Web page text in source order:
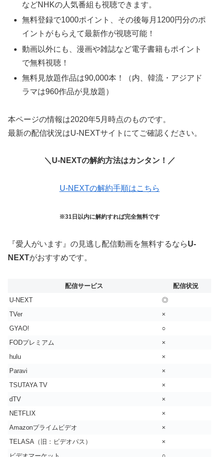
などNHKの人気番組も視聴できます。
無料登録で1000ポイント、その後毎月1200円分のポ
イントがもらえて最新作が視聴可能！
動画以外にも、漫画や雑誌など電子書籍もポイント
で無料視聴！
無料見放題作品は90,000本！（内、韓流・アジアド
ラマは960作品が見放題）
本ページの情報は2020年5月時点のものです。
最新の配信状況はU-NEXTサイトにてご確認ください。
＼U-NEXTの解約方法はカンタン！／
U-NEXTの解約手順はこちら
※31日以内に解約すれば完全無料です
『愛人がいます』の見逃し配信動画を無料するならU-
NEXTがおすすめです。
配信サービス
配信状況
U-NEXT
◎
TVer
×
GYAO!
○
FODプレミアム
×
hulu
×
Paravi
×
TSUTAYA TV
×
dTV
×
NETFLIX
×
Amazonプライムビデオ
×
TELASA（旧：ビデオパス）
×